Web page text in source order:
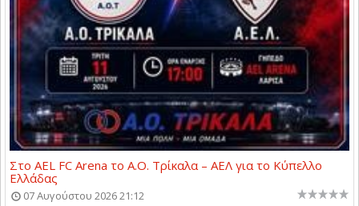
Στο AEL FC Arena το Α.Ο. Τρίκαλα – ΑΕΛ για το Κύπελλο
Ελλάδας
07 Αυγούστου 2026 21:12